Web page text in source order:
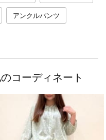
アンクルパンツ
コーディネート